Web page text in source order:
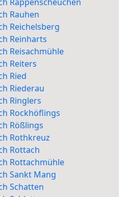
Rauhen
Reichelsberg
Reinharts
Reisachmühle
Reiters
Ried
Riederau
Ringlers
Rockhöflings
Rößlings
Rothkreuz
Rottach
Rottachmühle
Sankt Mang
Schatten